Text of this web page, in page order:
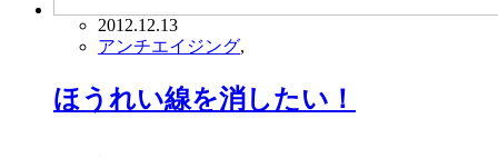
2012.12.13
アンチエイジング,
ほうれい線を消したい！